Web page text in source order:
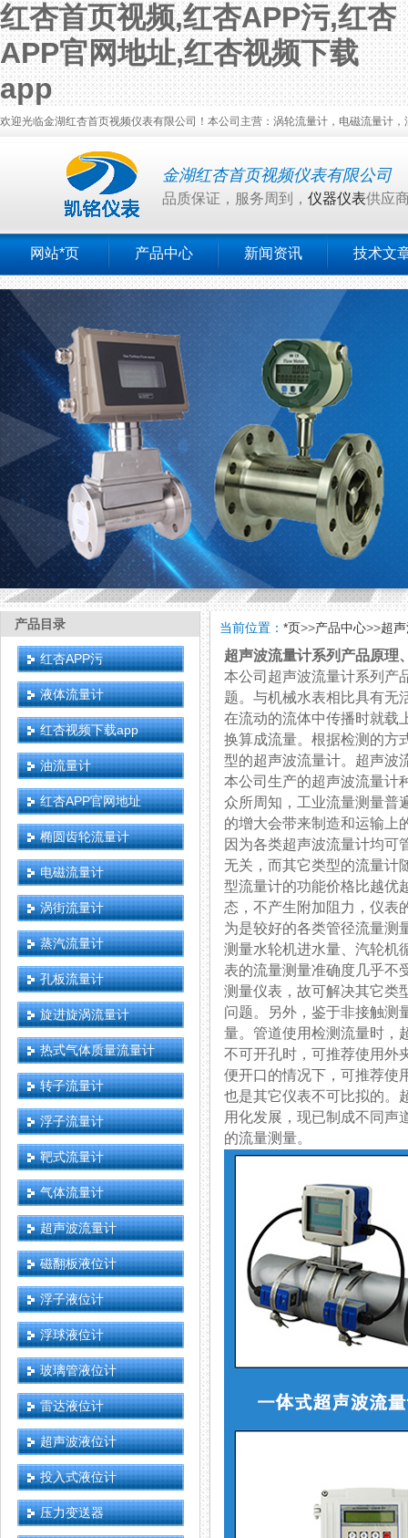
红杏首页视频,红杏APP污,红杏
APP官网地址,红杏视频下载
app
欢迎光临金湖红杏首页视频仪表有限公司！本公司主营：涡轮流量计，电磁流量计
金湖红杏首页视频仪表有限公司
品质保证，服务周到， 仪器仪表供应
网站*页 产品中心 新闻资讯 技术文
产品目录
红杏APP污
液体流量计
红杏视频下载app
油流量计
红杏APP官网地址
椭圆齿轮流量计
电磁流量计
涡街流量计
蒸汽流量计
孔板流量计
旋进旋涡流量计
热式气体质量流量计
转子流量计
浮子流量计
靶式流量计
气体流量计
超声波流量计
磁翻板液位计
浮子液位计
浮球液位计
玻璃管液位计
雷达液位计
超声波液位计
投入式液位计
压力变送器
当前位置： *页>>产品中心>>超
超声波流量计系列产品原理
本公司超声波流量计系列产品
题。与机械水表相比具有无
在流动的流体中传播时就载
换算成流量。根据检测的方式
型的超声波流量计。超声
本公司生产的超声波流量计种
众所周知，工业流量测量
的增大会带来制造和运输上的困
因为各类超声波流量计均可管
无关，而其它类型的流量
型流量计的功能价格比越优
态，不产生附加阻力，
为是较好的各类管径流量测量
测量水轮机进水量、汽轮机
表的流量测量准确度几乎不受被
测量仪表，故可解决其它
问题。另外，鉴于非接
量。管道使用检测流量时
不可开孔时，可推荐使用
便开口的情况下，可推荐
也是其它仪表不可比拟的
用化发展，现已制成不同声
的流量测量。